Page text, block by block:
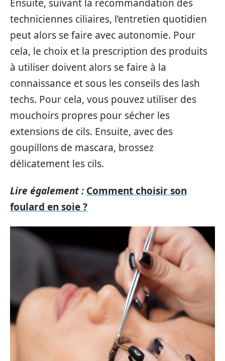
Ensuite, suivant la recommandation des
techniciennes ciliaires, l’entretien quotidien
peut alors se faire avec autonomie. Pour
cela, le choix et la prescription des produits
à utiliser doivent alors se faire à la
connaissance et sous les conseils des lash
techs. Pour cela, vous pouvez utiliser des
mouchoirs propres pour sécher les
extensions de cils. Ensuite, avec des
goupillons de mascara, brossez
délicatement les cils.
Lire également : Comment choisir son
foulard en soie ?